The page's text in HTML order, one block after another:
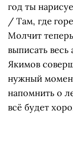
год ты
/ Там, где
Молчит
выписать
Якимов
нужный
напомнить о
всё будет